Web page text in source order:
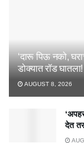
‘दारू पिऊ नको,
डोक्यात रॉड घातला!
AUGUST 8, 2026
देत